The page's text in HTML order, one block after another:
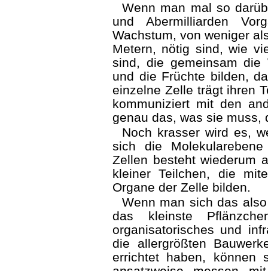
Wenn man mal so
und Abermilliarden
Wachstum, von weniger
Metern, nötig sind, wie
sind, die gemeinsam die
und die Früchte bilden,
einzelne Zelle trägt ihren
kommuniziert mit den
genau das, was sie muss,
Noch krasser wird es,
sich die
Zellen besteht wiederum
kleiner Teilchen, die
Organe der Zelle bilden.
Wenn man sich das
das kleinste
organisatorisches und
die aller­größten
errichtet haben, können